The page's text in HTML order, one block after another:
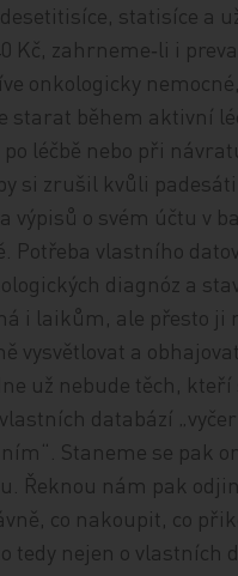
statisíce a
Kč, zahrneme‑li i
onkologicky
starat během aktivní
léčbě nebo při
si zrušil kvůli
výpisů o svém účtu v
Potřeba vlastního
diagnóz a
i laikům, ale přesto ji
vysvětlovat a
už nebude těch,
databází
Staneme se pak
Řeknou nám pak
co nakoupit, co
tedy nejen o vlastních